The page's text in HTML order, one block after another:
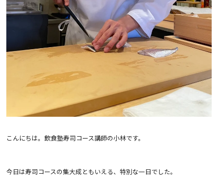
こんにちは。飲食塾寿司コース講師の小林です。
今日は寿司コースの集大成ともいえる、特別な一日でした。